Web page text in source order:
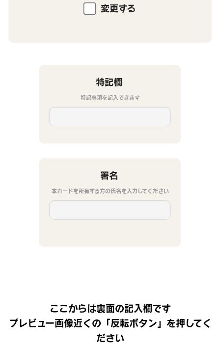
変更する
特記欄
特記事項を記入できます
署名
本カードを所有する方の氏名を入力してください
ここからは裏面の記入欄です
プレビュー画像近くの「反転ボタン」を押してく
ださい